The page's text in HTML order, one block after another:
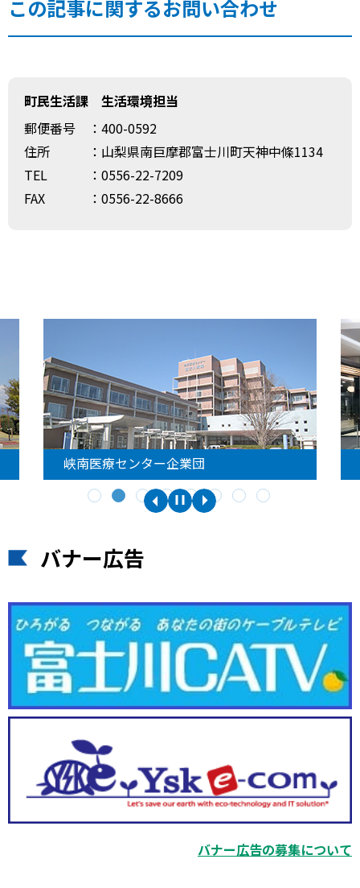
この記事に関するお問い合わせ
町民生活課 生活環境担当
郵便番号
：400-0592
住所
：山梨県南巨摩郡富士川町天神中條1134
TEL
：0556-22-7209
FAX
：0556-22-8666
峡南医療センター企業団
バナー広告
バナー広告の募集について